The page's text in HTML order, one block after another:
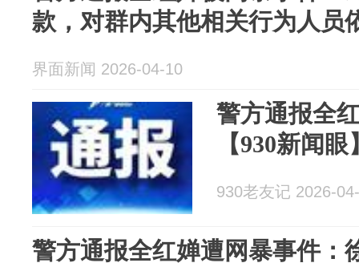
款，对群内其他相关行为人员
界面新闻 2026-04-10
警方通报全
【930新闻眼
930老友记 2026-
警方通报全红婵遭网暴事件：